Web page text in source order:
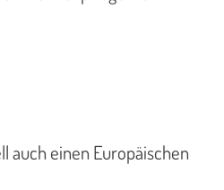
auch einen Europäischen